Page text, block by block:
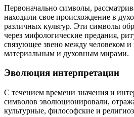
Первоначально символы,
находили свое происхождение в
различных культур. Эти символы
через мифологические предания,
связующее звено между человеком
материальным и духовным мирами.
Эволюция интерпретации
С течением времени значения и
символов эволюционировали,
культурные, философские и